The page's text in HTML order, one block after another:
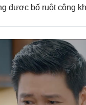
được bố ruột công